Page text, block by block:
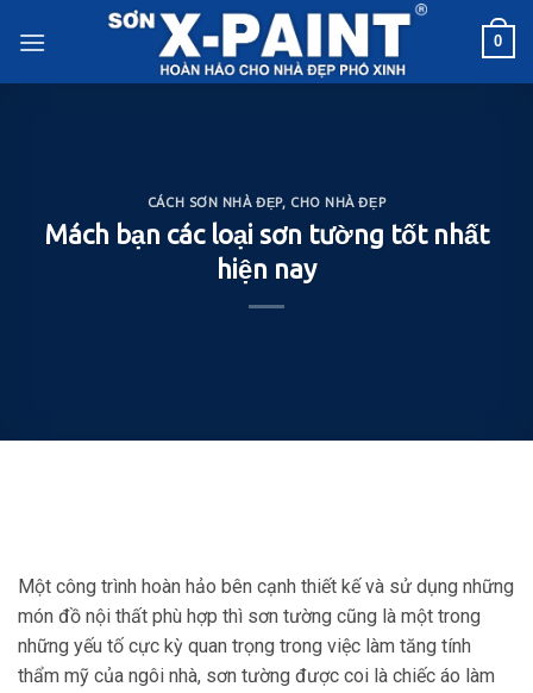
0
CÁCH SƠN NHÀ ĐẸP, CHO NHÀ ĐẸP
Mách bạn các loại sơn tường tốt nhất
hiện nay
Một công trình hoàn hảo bên cạnh thiết kế và sử dụng những
món đồ nội thất phù hợp thì sơn tường cũng là một trong
những yếu tố cực kỳ quan trọng trong việc làm tăng tính
thẩm mỹ của ngôi nhà, sơn tường được coi là chiếc áo làm